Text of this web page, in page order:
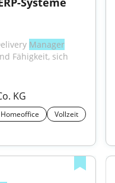
Manager
Fähigkeit, sich
KG
Homeoffice Vollzeit